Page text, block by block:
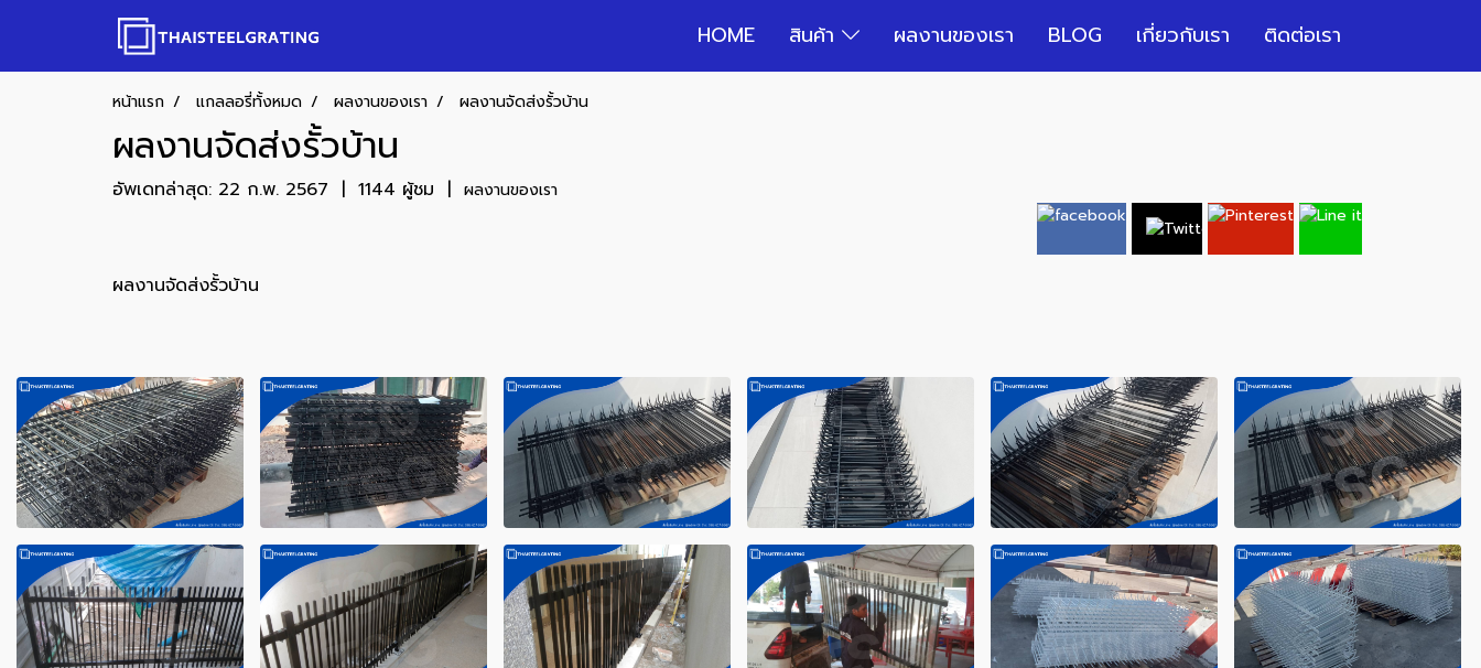
HOME สินค้า ผลงานของเรา BLOG เกี่ยวกับเรา ติดต่อเรา
หน้าแรก แกลลอรี่ทั้งหมด ผลงานของเรา ผลงานจัดส่งรั้วบ้าน
ผลงานจัดส่งรั้วบ้าน
อัพเดทล่าสุด: 22 ก.พ. 2567 | 1144 ผู้ชม | ผลงานของเรา
ผลงานจัดส่งรั้วบ้าน